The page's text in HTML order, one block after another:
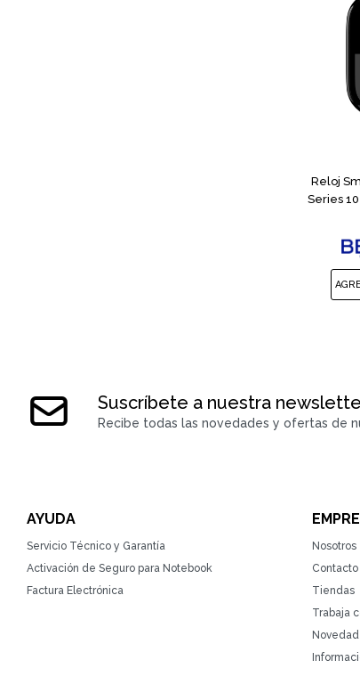
Reloj
Series
Suscríbete a nuestra
Recibe todas las novedades y ofertas de
AYUDA
Servicio Técnico y Garantía
Activación de Seguro para Notebook
Factura Electrónica
Nosotros
Contacto
Tiendas
Trabaja